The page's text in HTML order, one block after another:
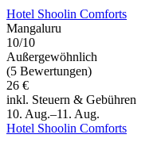
Hotel Shoolin Comforts
Mangaluru
10/10
Außergewöhnlich
(5 Bewertungen)
26 €
inkl. Steuern & Gebühren
10. Aug.–11. Aug.
Hotel Shoolin Comforts